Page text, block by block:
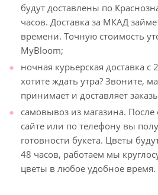
будут доставлены по
часов. Доставка за МКАД
времени. Точную стоимость
MyBloom;
ночная курьерская доставка с
хотите ждать утра? Звоните,
принимает и доставляет
самовывоз из магазина.
сайте или по телефону вы
готовности букета. Цветы
48 часов, работаем мы
цветы в любое удобное время.